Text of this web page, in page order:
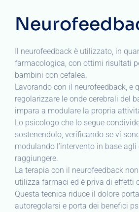
Il neurofeedback è utilizzato, in
farmacologica, con ottimi risultati
bambini con cefalea.
Lavorando con il neurofeedback, e
regolarizzare le onde cerebrali del
impara a modulare la propria
Lo psicologo che lo segue
sostenendolo, verificando se vi
modulando l’intervento in base
raggiungere.
La terapia con il neurofeedback
utilizza farmaci ed è priva di effetti
Questa tecnica riduce il dolore
autoregolarsi e porta dei benefici